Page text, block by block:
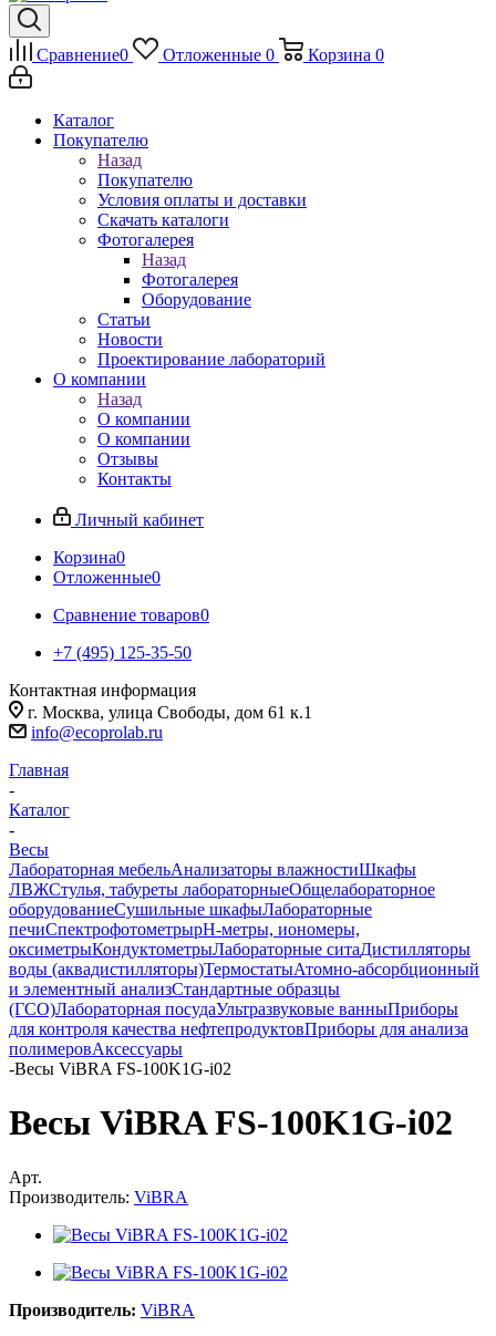
Сравнение0 Отложенные 0 Корзина 0
Каталог
Покупателю
Назад
Покупателю
Условия оплаты и доставки
Скачать каталоги
Фотогалерея
Назад
Фотогалерея
Оборудование
Статьи
Новости
Проектирование лабораторий
О компании
Назад
О компании
О компании
Отзывы
Контакты
Личный кабинет
Корзина0
Отложенные0
Сравнение товаров0
+7 (495) 125-35-50
Контактная информация
г. Москва, улица Свободы, дом 61 к.1
info@ecoprolab.ru
Главная
-
Каталог
-
Весы
Лабораторная мебельАнализаторы влажностиШкафы
ЛВЖСтулья, табуреты лабораторныеОбщелабораторное
оборудованиеСушильные шкафыЛабораторные
печиСпектрофотометрыpH-метры, иономеры,
оксиметрыКондуктометрыЛабораторные ситаДистилляторы
воды (аквадистилляторы)ТермостатыАтомно-абсорбционный
и элементный анализСтандартные образцы
(ГСО)Лабораторная посудаУльтразвуковые ванныПриборы
для контроля качества нефтепродуктовПриборы для анализа
полимеровАксессуары
-Весы ViBRA FS-100K1G-i02
Весы ViBRA FS-100K1G-i02
Арт.
Производитель: ViBRA
Производитель: ViBRA